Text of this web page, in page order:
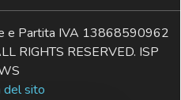
e Partita IVA 13868590962
RIGHTS RESERVED. ISP
del sito